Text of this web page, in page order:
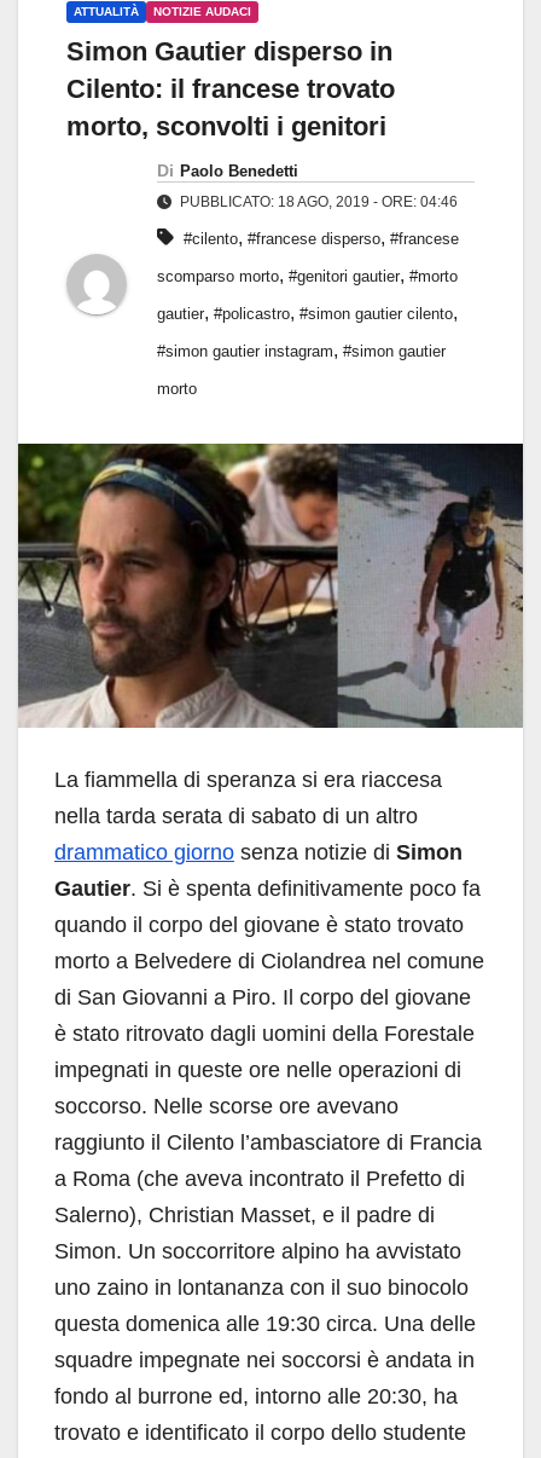
ATTUALITÀ NOTIZIE AUDACI
Simon Gautier disperso in
Cilento: il francese trovato
morto, sconvolti i genitori
Di Paolo Benedetti
PUBBLICATO: 18 AGO, 2019 - ORE: 04:46
#cilento, #francese disperso, #francese
scomparso morto, #genitori gautier, #morto
gautier, #policastro, #simon gautier cilento,
#simon gautier instagram, #simon gautier
morto
La fiammella di speranza si era riaccesa
nella tarda serata di sabato di un altro
drammatico giorno senza notizie di Simon
Gautier. Si è spenta definitivamente poco fa
quando il corpo del giovane è stato trovato
morto a Belvedere di Ciolandrea nel comune
di San Giovanni a Piro. Il corpo del giovane
è stato ritrovato dagli uomini della Forestale
impegnati in queste ore nelle operazioni di
soccorso. Nelle scorse ore avevano
raggiunto il Cilento l’ambasciatore di Francia
a Roma (che aveva incontrato il Prefetto di
Salerno), Christian Masset, e il padre di
Simon. Un soccorritore alpino ha avvistato
uno zaino in lontananza con il suo binocolo
questa domenica alle 19:30 circa. Una delle
squadre impegnate nei soccorsi è andata in
fondo al burrone ed, intorno alle 20:30, ha
trovato e identificato il corpo dello studente